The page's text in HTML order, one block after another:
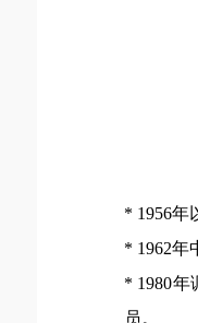
* 1956年
* 1962年
* 1980年
员。